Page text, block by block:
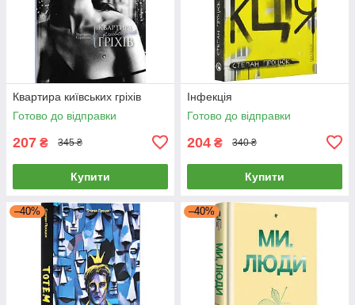
Квартира київських гріхів
Готово до відправки
207 ₴ 345 ₴
Купити
Інфекція
Готово до відправки
204 ₴ 340 ₴
Купити
–40% –40%